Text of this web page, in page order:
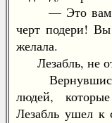
— Это вам
черт подери!
желала.
Лезабль, не
Вернувшись
людей,
Лезабль ушел к